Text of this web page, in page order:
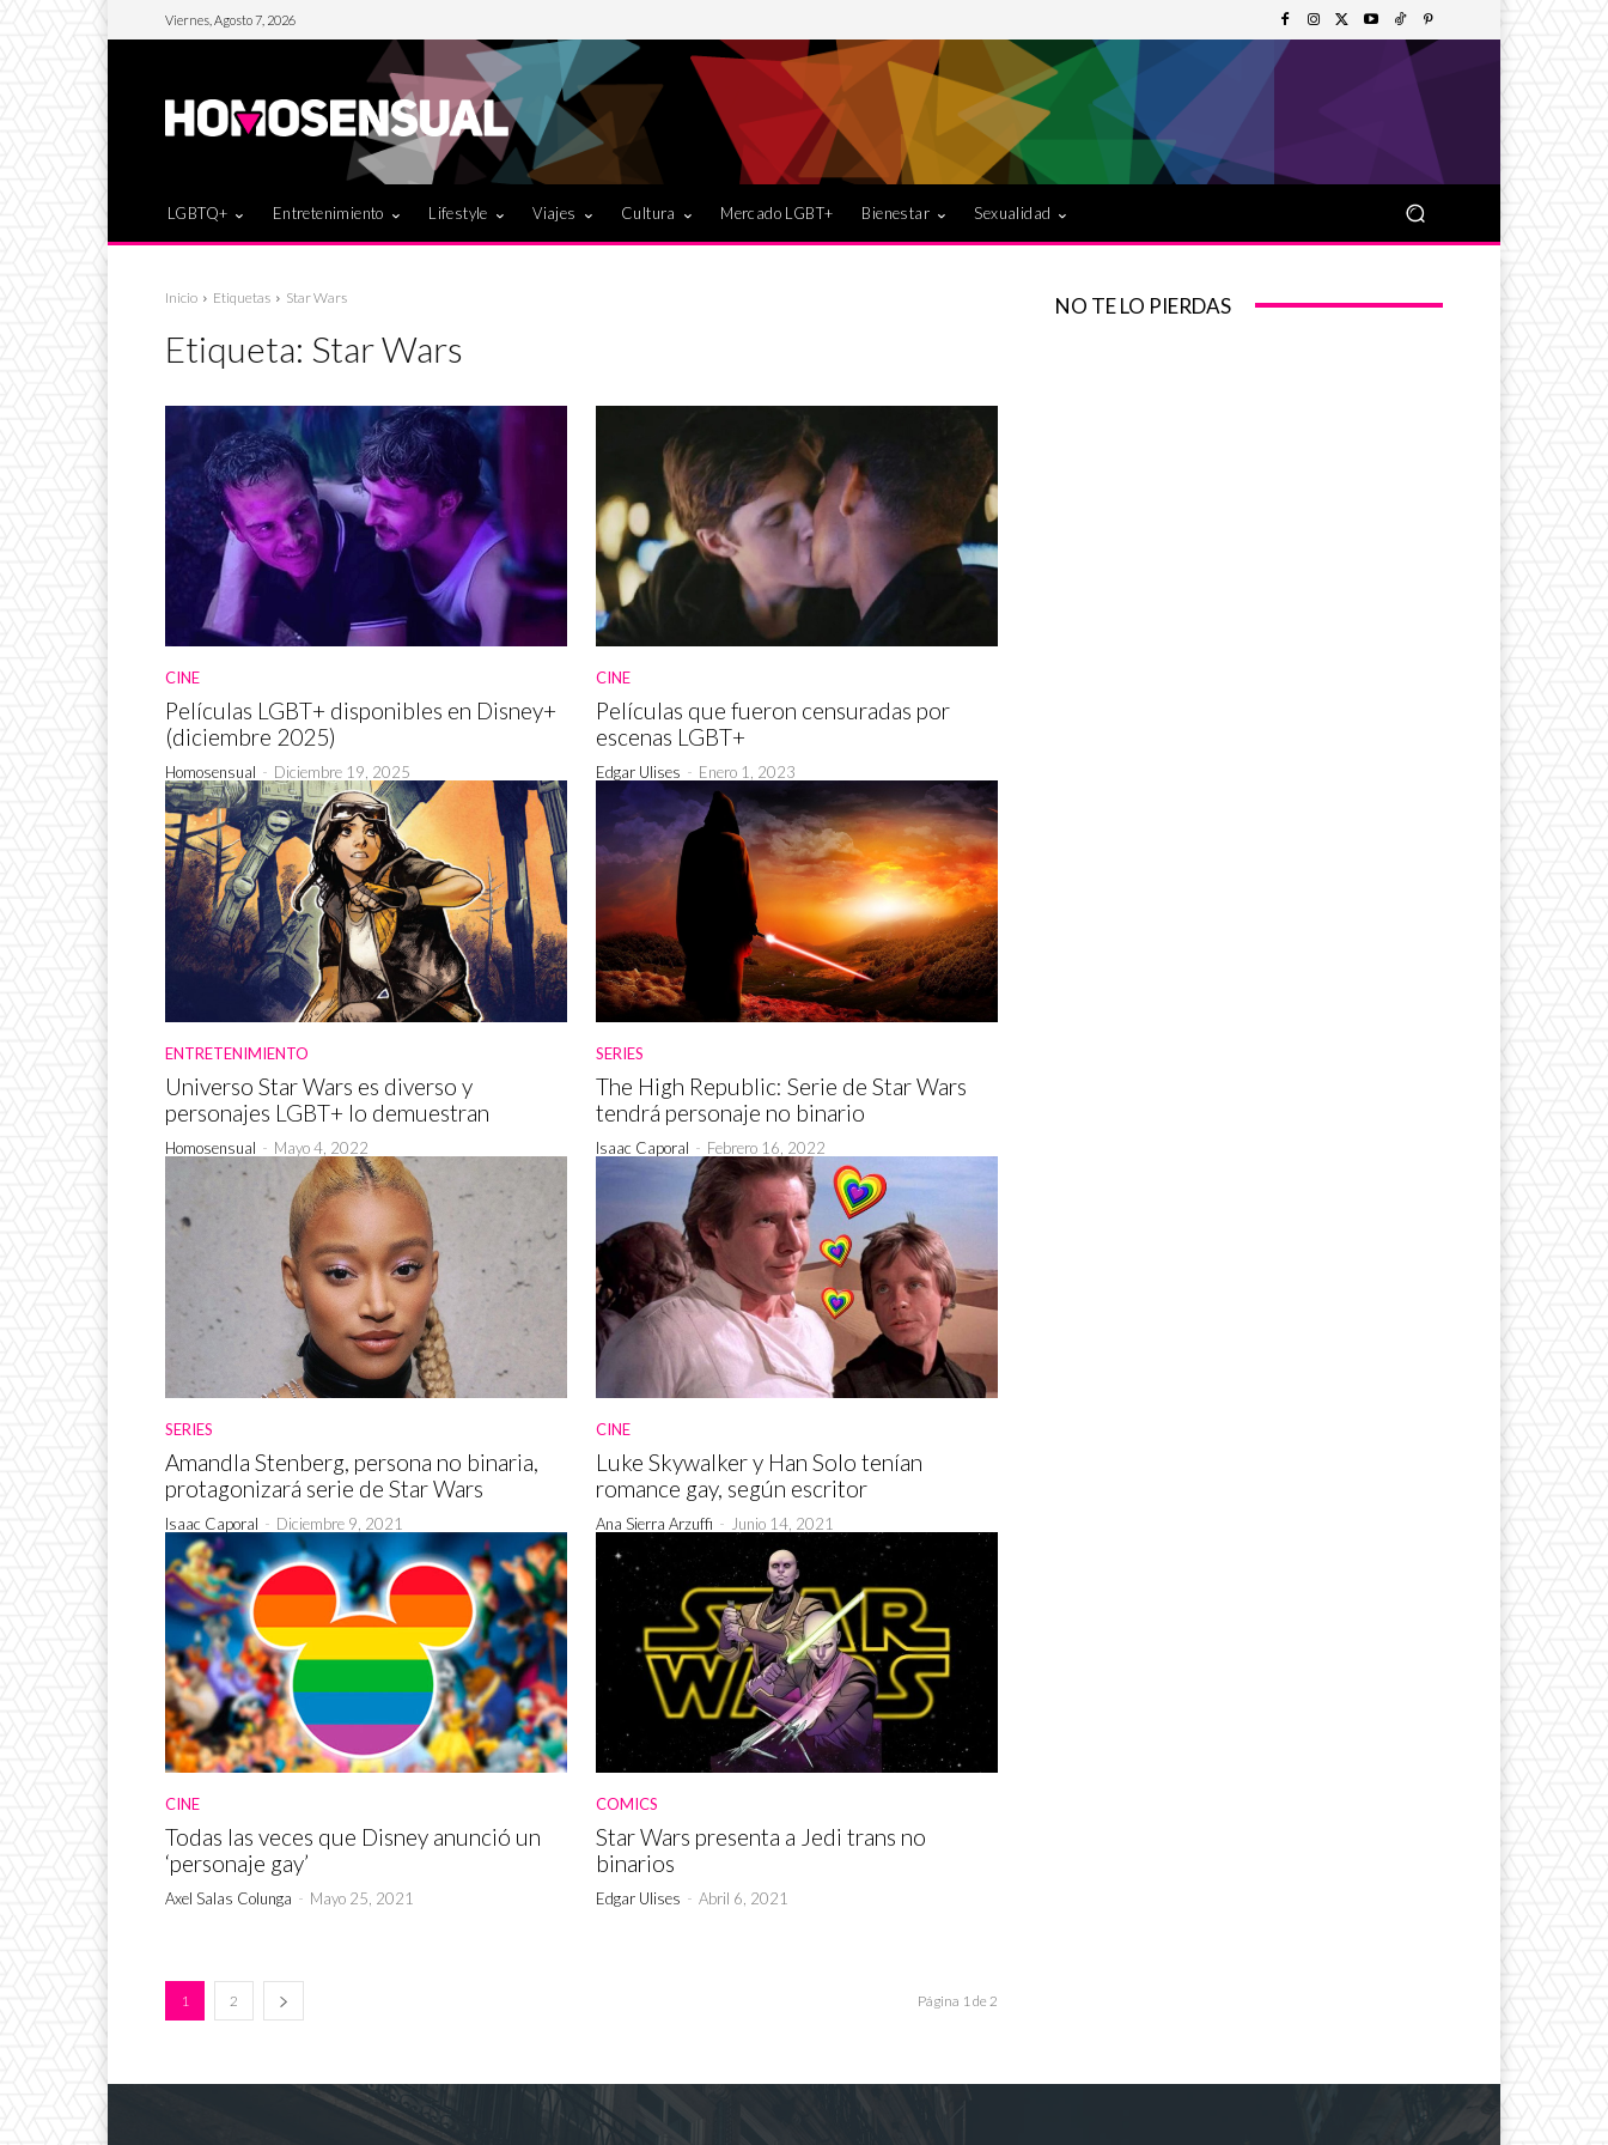
Viernes, Agosto 7, 2026
LGBTQ+ Entretenimiento Lifestyle Viajes Cultura Mercado LGBT+ Bienestar Sexualidad
Inicio Etiquetas Star Wars
Etiqueta: Star Wars
CINE
Películas LGBT+ disponibles en Disney+
(diciembre 2025)
Homosensual - Diciembre 19, 2025
CINE
Películas que fueron censuradas por
escenas LGBT+
Edgar Ulises - Enero 1, 2023
ENTRETENIMIENTO
Universo Star Wars es diverso y
personajes LGBT+ lo demuestran
Homosensual - Mayo 4, 2022
SERIES
The High Republic: Serie de Star Wars
tendrá personaje no binario
Isaac Caporal - Febrero 16, 2022
SERIES
Amandla Stenberg, persona no binaria,
protagonizará serie de Star Wars
Isaac Caporal - Diciembre 9, 2021
CINE
Luke Skywalker y Han Solo tenían
romance gay, según escritor
Ana Sierra Arzuffi - Junio 14, 2021
CINE
Todas las veces que Disney anunció un
‘personaje gay’
Axel Salas Colunga - Mayo 25, 2021
COMICS
Star Wars presenta a Jedi trans no
binarios
Edgar Ulises - Abril 6, 2021
1 2 Página 1 de 2
NO TE LO PIERDAS